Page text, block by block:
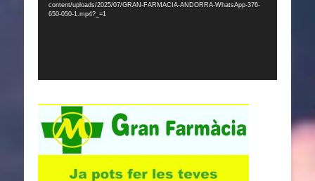
content/uploads/2025/07/GRAN-FARMACIA-ANDORRA-WhatsApp-376-
650-050-1.mp4?_=1